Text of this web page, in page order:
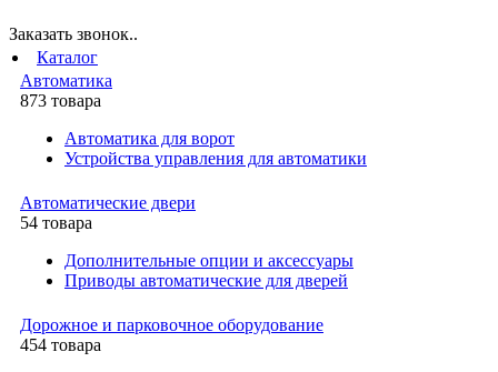
Заказать звонок..
Каталог
Автоматика
873 товара
Автоматика для ворот
Устройства управления для автоматики
Автоматические двери
54 товара
Дополнительные опции и аксессуары
Приводы автоматические для дверей
Дорожное и парковочное оборудование
454 товара